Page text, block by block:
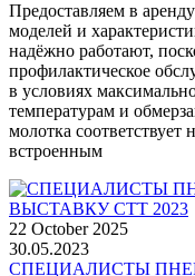
Предоставляем в
моделей и
надёжно работают,
профилактическое
в условиях
температурам и
молотка
встроенным
22 October 2025
30.05.2023
СПЕЦИАЛИСТЫ